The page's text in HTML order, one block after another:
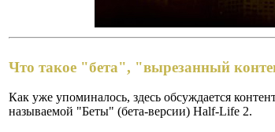
Что такое "бета", "вырезанный
Как уже упоминалось, здесь обсуждается
называемой "Беты" (бета-версии) Half-Life 2.